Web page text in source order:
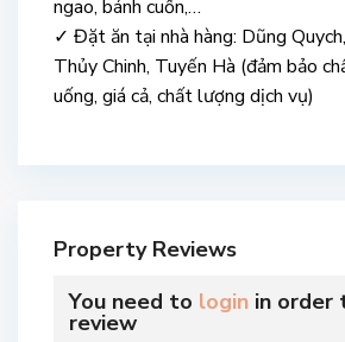
ngao, bánh cuốn,…
✓ Đặt ăn tại nhà hàng: Dũng
Thủy Chinh, Tuyến Hà (đảm bảo
uống, giá cả, chất lượng dịch vụ)
Property Reviews
You need to login in order
review